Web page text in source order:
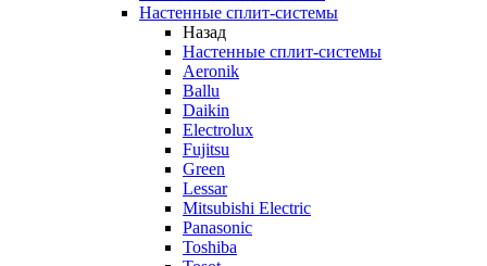
Настенные сплит-системы
Назад
Настенные сплит-системы
Aeronik
Ballu
Daikin
Electrolux
Fujitsu
Green
Lessar
Mitsubishi Electric
Panasonic
Toshiba